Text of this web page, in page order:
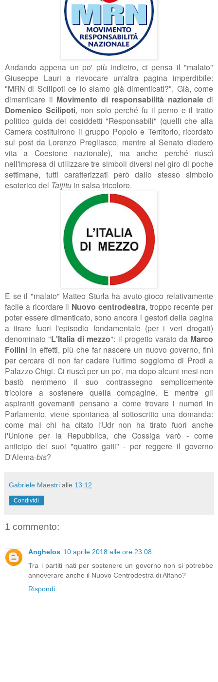
Andando appena un po' più indietro, ci pensa il "malato"
Giuseppe Lauri a rievocare un'altra pagina imperdibile:
"MRN di Scilipoti ce lo siamo già dimenticati?". Già, come
dimenticare il Movimento di responsabilità nazionaledi
Domenico Scilipoti, non solo perché fu il perno e il tratto
politico guida dei cosiddetti "Responsabili" (quelli che alla
Camera costituirono il gruppo Popolo e Territorio, ricordato
sul post da Lorenzo Pregliasco, mentre al Senato diedero
vita a Coesione nazionale), ma anche perché riuscì
nell'impresa di utilizzare tre simboli diversi nel giro di poche
settimane, tutti caratterizzati però dallo stesso simbolo
esoterico del Taijitu in salsa tricolore.
E se il "malato" Matteo Sturla ha avuto gioco relativamente
facile a ricordare il Nuovo centrodestra, troppo recente per
poter essere dimenticato, sono ancora i gestori della pagina
a tirare fuori l'episodio fondamentale (per i veri drogati)
denominato "L'Italia di mezzo": il progetto varato da Marco
Follini in effetti, più che far nascere un nuovo governo, finì
per cercare di non far cadere l'ultimo soggiorno di Prodi a
Palazzo Chigi. Ci riuscì per un po', ma dopo alcuni mesi non
bastò nemmeno il suo contrassegno semplicemente
tricolore a sostenere quella compagine. E mentre gli
aspiranti governanti pensano a come trovare i numeri in
Parlamento, viene spontanea al sottoscritto una domanda:
come mai chi ha citato l'Udr non ha tirato fuori anche
l'Unione per la Repubblica, che Cossiga varò - come
anticipo dei suoi "quattro gatti" - per reggere il governo
D'Alema-bis?
Gabriele Maestri alle 13:12
Condividi
1 commento:
Anghelos 10 aprile 2018 alle ore 23:08
Tra i partiti nati per sostenere un governo non si potrebbe
annoverare anche il Nuovo Centrodestra di Alfano?
Rispondi